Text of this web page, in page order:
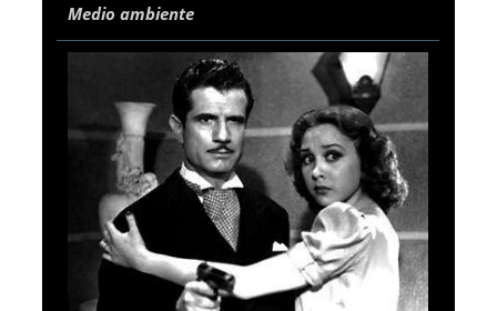
Medio ambiente